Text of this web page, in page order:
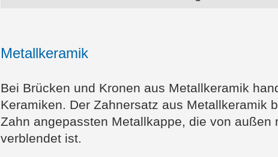
Metallkeramik
Bei Brücken und Kronen aus Metallkeramik
Keramiken. Der Zahnersatz aus Metallkeramik
Zahn angepassten Metallkappe, die von außen
verblendet ist.